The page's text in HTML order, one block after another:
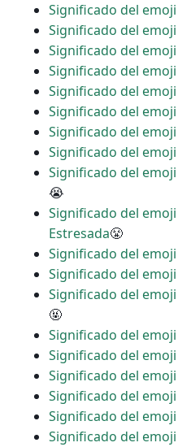
Significado del
Significado del
Significado del
Significado del
Significado del
Significado del
Significado del
Significado del
Significado del
😭
Significado del
Estresada😤
Significado del
Significado del
Significado del
🤬
Significado del
Significado del
Significado del
Significado del
Significado del
Significado del